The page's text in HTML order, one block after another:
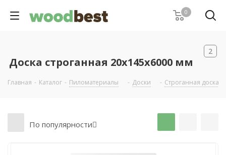
0
Доска строганная 20х145х6000 мм
2
Главная - Каталог - Пиломатериалы - Доски - Строганная доска
По популярности